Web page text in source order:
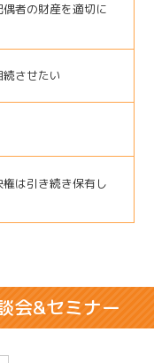
者の財産を適切に
させたい
は引き続き保有し
会&セミナー